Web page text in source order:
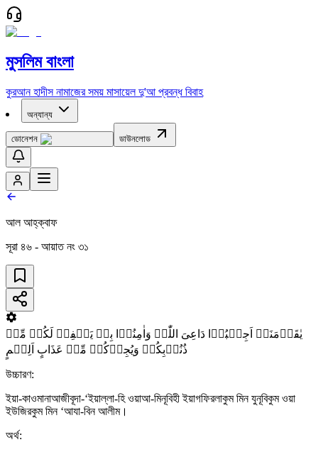
মুসলিম বাংলা
কুরআন হাদীস নামাজের সময় মাসায়েল দু'আ প্রবন্ধ বিবাহ
অন্যান্য
ডোনেশন ডাউনলোড
আল আহ্‌ক্বাফ
সূরা ৪৬ - আয়াত নং ৩১
یٰقَوۡمَنَاۤ اَجِیۡبُوۡا دَاعِیَ اللّٰہِ وَاٰمِنُوۡا بِہٖ یَغۡفِرۡ لَکُمۡ مِّنۡ
ذُنُوۡبِکُمۡ وَیُجِرۡکُمۡ مِّنۡ عَذَابٍ اَلِیۡمٍ
উচ্চারণ:
ইয়া-কাওমানাআজীবূদা-‘ইয়াল্লা-হি ওয়াআ-মিনূবিহী ইয়াগফিরলাকুম মিন যুনূবিকুম ওয়া
ইউজিরকুম মিন ‘আযা-বিন আলীম।
অর্থ: